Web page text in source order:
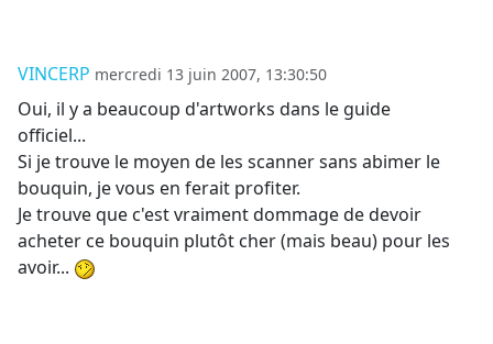
VINCERP mercredi 13 juin 2007, 13:30:50
Oui, il y a beaucoup d'artworks dans le guide
officiel...
Si je trouve le moyen de les scanner sans abimer le
bouquin, je vous en ferait profiter.
Je trouve que c'est vraiment dommage de devoir
acheter ce bouquin plutôt cher (mais beau) pour les
avoir...